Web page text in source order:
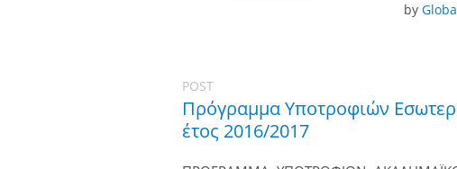
by
POST
Πρόγραμμα Υποτροφιών
έτος 2016/2017